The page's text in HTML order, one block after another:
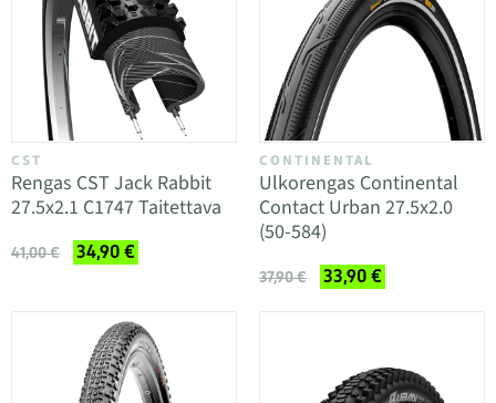
CST
Rengas CST Jack Rabbit
27.5x2.1 C1747 Taitettava
41,00 € 34,90 €
CONTINENTAL
Ulkorengas Continental
Contact Urban 27.5x2.0
(50-584)
37,90 € 33,90 €